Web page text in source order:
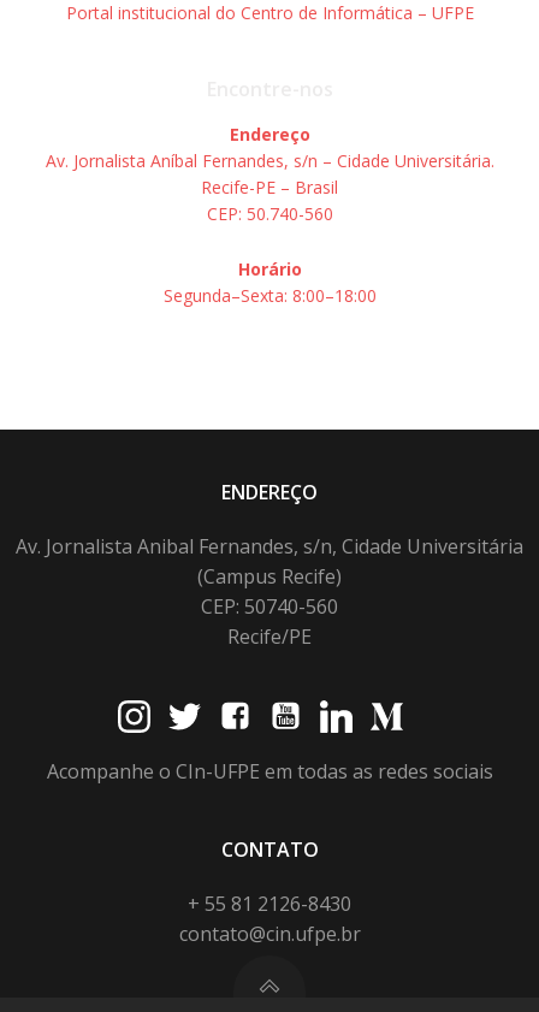
Portal institucional do Centro de Informática – UFPE
Endereço
Av. Jornalista Aníbal Fernandes, s/n – Cidade Universitária.
Recife-PE – Brasil
CEP: 50.740-560
Horário
Segunda–Sexta: 8:00–18:00
ENDEREÇO
Av. Jornalista Anibal Fernandes, s/n, Cidade Universitária
(Campus Recife)
CEP: 50740-560
Recife/PE
Acompanhe o CIn-UFPE em todas as redes sociais
CONTATO
+ 55 81 2126-8430
contato@cin.ufpe.br